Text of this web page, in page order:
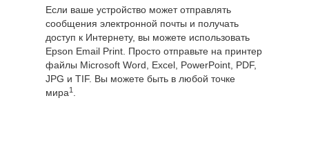
Если ваше устройство может отправлять
сообщения электронной почты и получать
доступ к Интернету, вы можете использовать
Epson Email Print. Просто отправьте на принтер
файлы Microsoft Word, Excel, PowerPoint, PDF,
JPG и TIF. Вы можете быть в любой точке
мира1